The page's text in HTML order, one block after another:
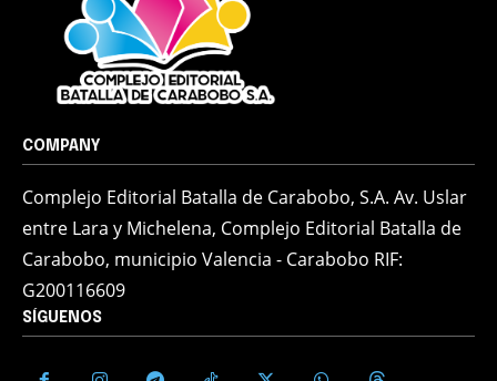
COMPANY
Complejo Editorial Batalla de Carabobo, S.A. Av. Uslar
entre Lara y Michelena, Complejo Editorial Batalla de
Carabobo, municipio Valencia - Carabobo RIF:
G200116609
SÍGUENOS